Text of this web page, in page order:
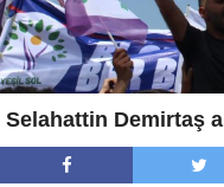
Selahattin Demirtaş